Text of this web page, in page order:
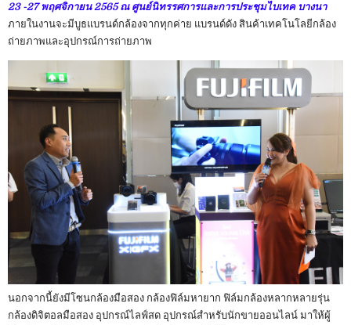
23 -27 พฤศจิกายน 2565 ณ ศูนย์นิทรรศการและการประชุมไบเทค บางนา
ภายในงานจะมีบูธแบรนด์กล้องจากทุกค่าย แบรนด์ดัง สินค้าเทคโนโลยีกล้อง
ถ่ายภาพและอุปกรณ์การถ่ายภาพ
นอกจากนี้ยังมีโซนกล้องมือสอง กล้องฟิล์มหายาก ฟิล์มกล้องหลากหลายรุ่น
กล้องดิจิตอลมือสอง อุปกรณ์ไลฟ์สด อุปกรณ์สำหรับนักขายออนไลน์ มาให้ผู้